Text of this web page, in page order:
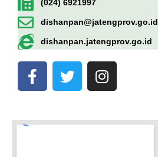
(024) 6921997
dishanpan@jatengprov.go.id
dishanpan.jatengprov.go.id
F
a
b
T
w
t
I
n
a